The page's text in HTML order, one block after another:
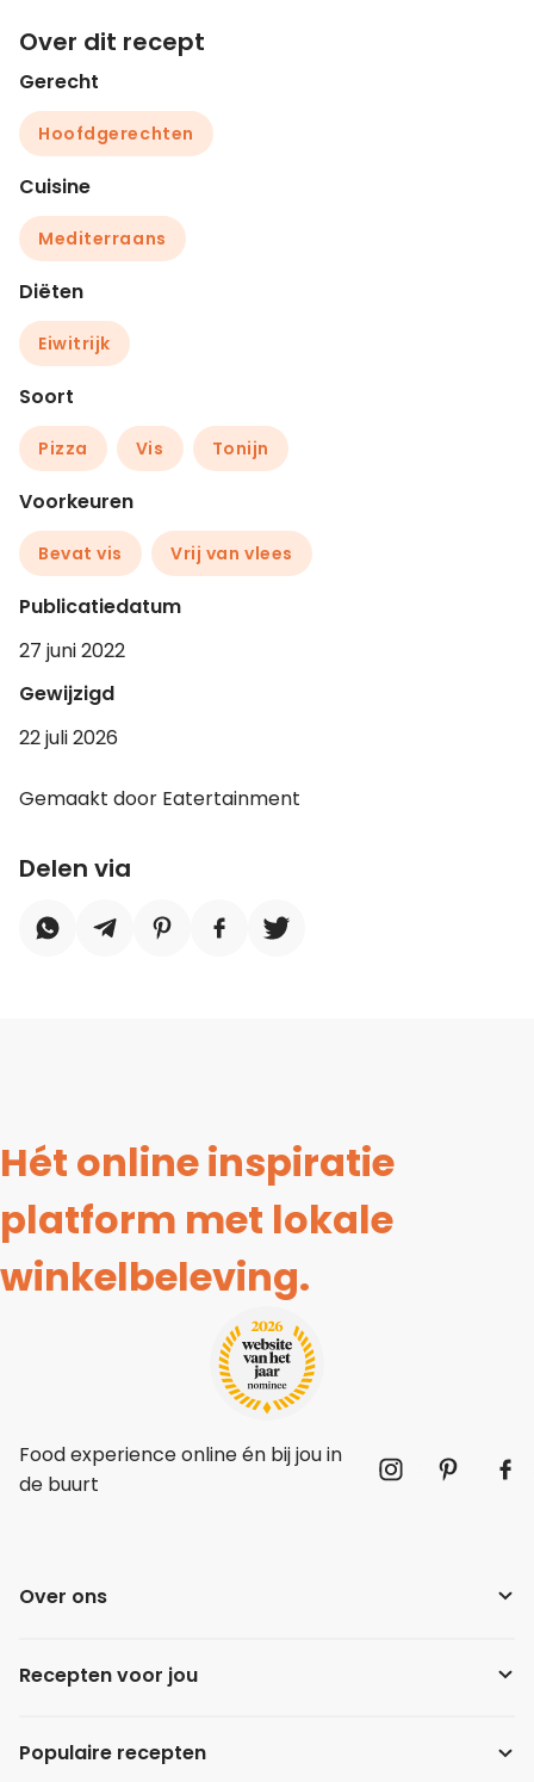
Over dit recept
Gerecht
Hoofdgerechten
Cuisine
Mediterraans
Diëten
Eiwitrijk
Soort
Pizza Vis Tonijn
Voorkeuren
Bevat vis Vrij van vlees
Publicatiedatum
27 juni 2022
Gewijzigd
22 juli 2026
Gemaakt door Eatertainment
Delen via
Hét online inspiratie
platform met lokale
winkelbeleving.
Food experience online én bij jou in
de buurt
Over ons
Recepten voor jou
Populaire recepten